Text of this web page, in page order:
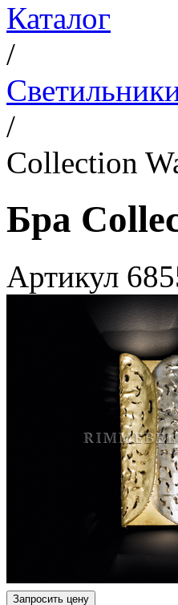
Каталог
/
/
Collection
Бра
Артикул
Запросить цену